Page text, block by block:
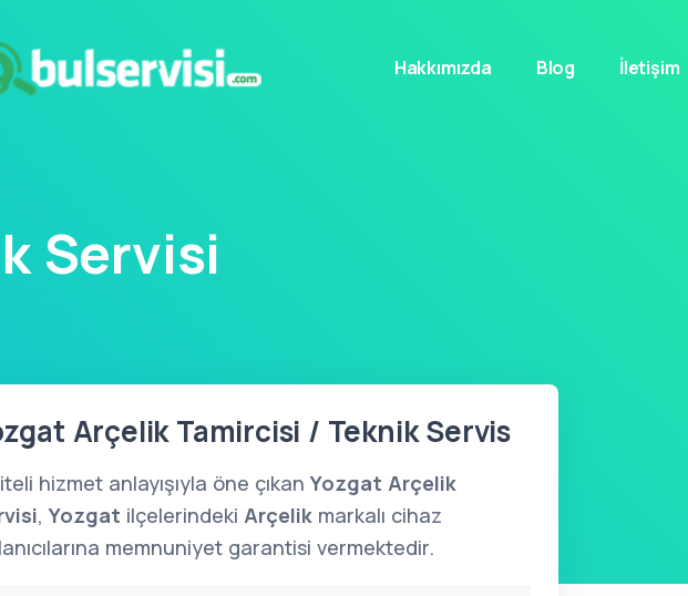
Hakkımızda Blog İletişim
Servisi
Arçelik Tamircisi / Teknik Servis
hizmet anlayışıyla öne çıkan Yozgat Arçelik
, Yozgat ilçelerindeki Arçelik markalı cihaz
memnuniyet garantisi vermektedir.